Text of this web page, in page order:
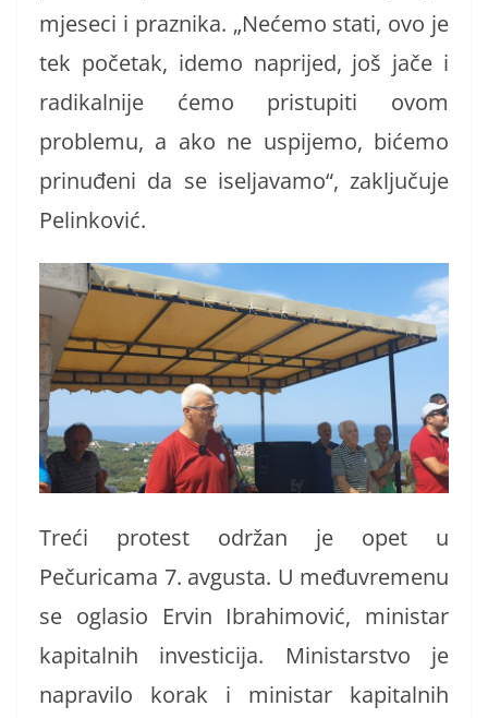
mjeseci i praznika. „Nećemo stati, ovo je
tek početak, idemo naprijed, još jače i
radikalnije ćemo pristupiti ovom
problemu, a ako ne uspijemo, bićemo
prinuđeni da se iseljavamo“, zaključuje
Pelinković.
Treći protest održan je opet u
Pečuricama 7. avgusta. U međuvremenu
se oglasio Ervin Ibrahimović, ministar
kapitalnih investicija. Ministarstvo je
napravilo korak i ministar kapitalnih